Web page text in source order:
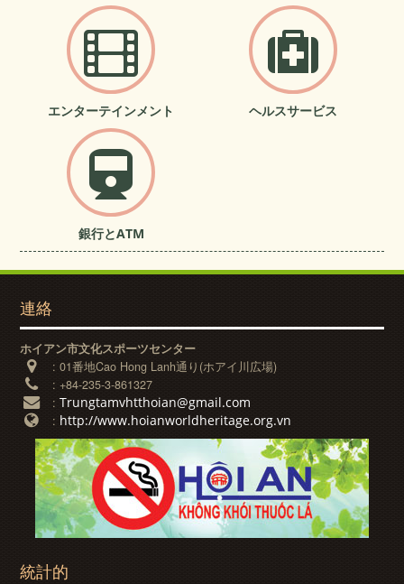
エンターテインメント ヘルスサービス
銀行とATM
連絡
ホイアン市文化スポーツセンター
:01番地Cao Hong Lanh通り(ホアイ川広場)
:+84-235-3-861327
:Trungtamvhtthoian@gmail.com
: http://www.hoianworldheritage.org.vn
統計的